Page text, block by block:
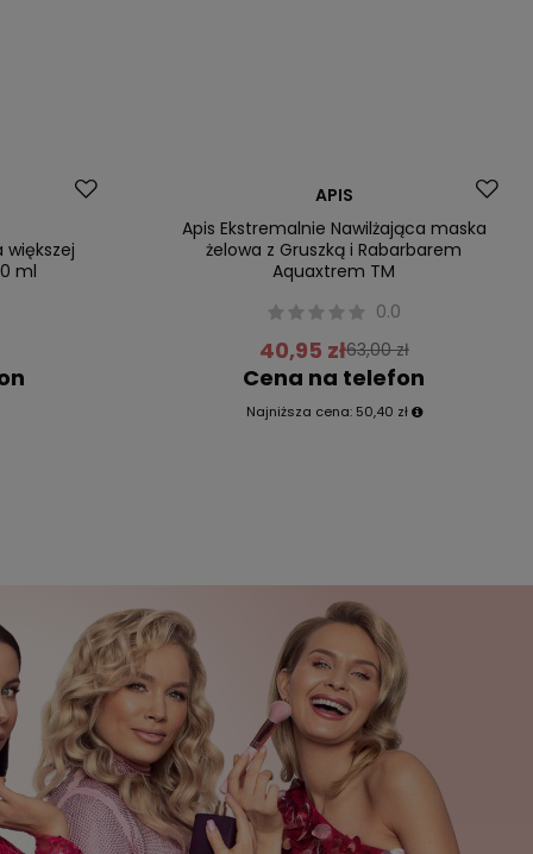
ml
APIS
Apis Ekstremalnie Nawilżająca maska
żelowa z Gruszką i Rabarbarem
Aquaxtrem TM
0.0
40,95 zł63,00 zł
Cena na telefon
Najniższa cena: 50,40 zł